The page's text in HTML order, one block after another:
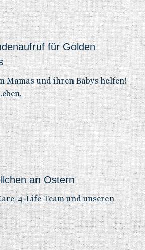
für Golden
Mamas und ihren Babys helfen!
an Ostern
4-Life Team und unseren